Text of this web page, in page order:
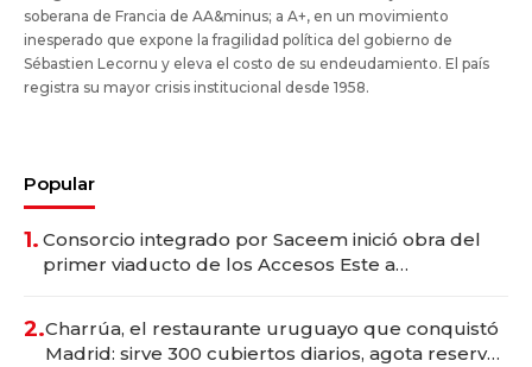
soberana de Francia de AA&minus; a A+, en un movimiento
inesperado que expone la fragilidad política del gobierno de
Sébastien Lecornu y eleva el costo de su endeudamiento. El país
registra su mayor crisis institucional desde 1958.
Popular
1. Consorcio integrado por Saceem inició obra del
primer viaducto de los Accesos Este a
2.Charrúa, el restaurante uruguayo que conquistó
Madrid: sirve 300 cubiertos diarios, agota reservas